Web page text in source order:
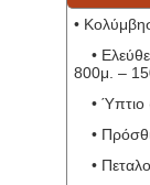
•
•
800μ. –
• Ύπτιο
•
•